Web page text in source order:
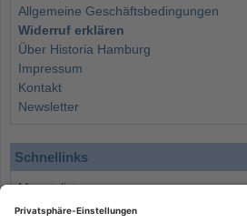
Allgemeine Geschäftsbedingungen
Widerruf erklären
Über Historia Hamburg
Impressum
Kontakt
Newsletter
Schnellinks
Monatsliste
Angebote